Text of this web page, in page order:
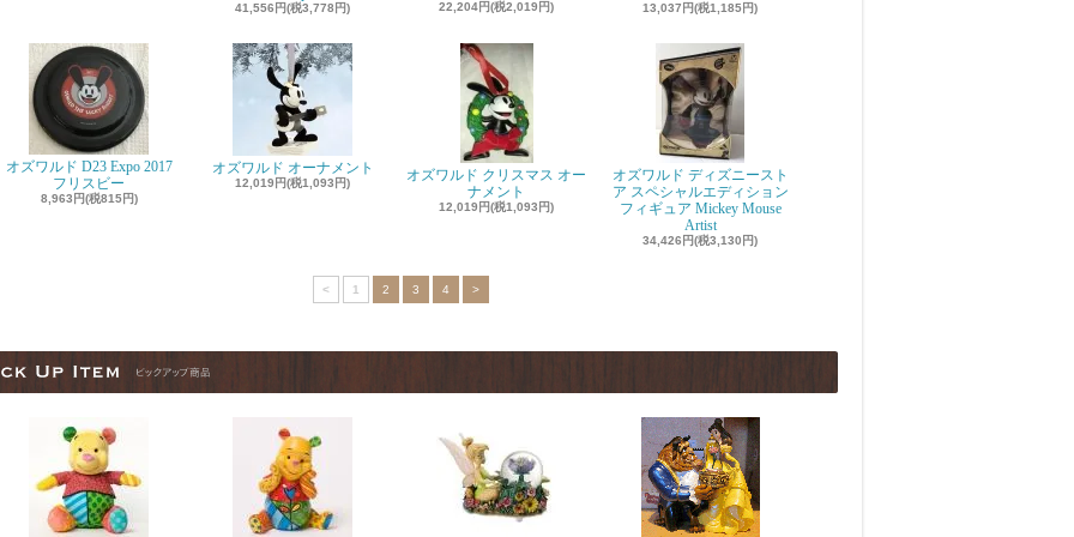
41,556円(税3,778円) 22,204円(税2,019円) 13,037円(税1,185円)
オズワルド D23 Expo 2017
フリスビー
8,963円(税815円)
オズワルド オーナメント
12,019円(税1,093円)
オズワルド クリスマス オー
ナメント
12,019円(税1,093円)
オズワルド ディズニースト
ア スペシャルエディション
フィギュア Mickey Mouse
Artist
34,426円(税3,130円)
< 1 2 3 4 >